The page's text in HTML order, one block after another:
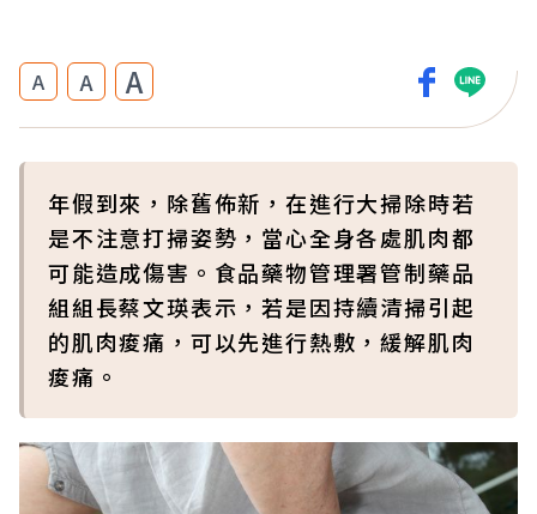
A A A
年假到來，除舊佈新，在進行大掃除時若
是不注意打掃姿勢，當心全身各處肌肉都
可能造成傷害。食品藥物管理署管制藥品
組組長蔡文瑛表示，若是因持續清掃引起
的肌肉痠痛，可以先進行熱敷，緩解肌肉
痠痛。